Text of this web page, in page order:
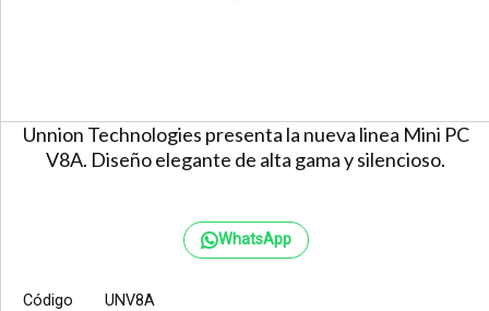
Unnion Technologies presenta la nueva linea Mini PC
V8A. Diseño elegante de alta gama y silencioso.
WhatsApp
Código
UNV8A